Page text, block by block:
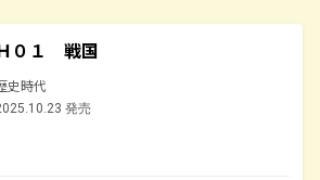
０１ 戦国
史時代
発売